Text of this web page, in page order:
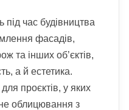
під час будівництва
фасадів,
та інших об’єктів,
а й естетика.
проєктів, у яких
облицювання з